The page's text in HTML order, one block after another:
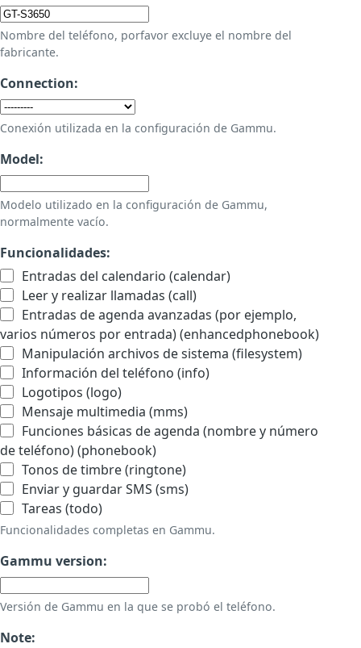
Nombre del teléfono, porfavor excluye el nombre del
fabricante.
Connection:
Conexión utilizada en la configuración de Gammu.
Model:
Modelo utilizado en la configuración de Gammu,
normalmente vacío.
Funcionalidades:
Entradas del calendario (calendar)
Leer y realizar llamadas (call)
Entradas de agenda avanzadas (por ejemplo,
varios números por entrada) (enhancedphonebook)
Manipulación archivos de sistema (filesystem)
Información del teléfono (info)
Logotipos (logo)
Mensaje multimedia (mms)
Funciones básicas de agenda (nombre y número
de teléfono) (phonebook)
Tonos de timbre (ringtone)
Enviar y guardar SMS (sms)
Tareas (todo)
Funcionalidades completas en Gammu.
Gammu version:
Versión de Gammu en la que se probó el teléfono.
Note: